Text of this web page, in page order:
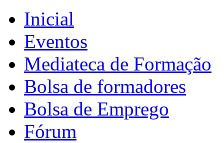
Inicial
Eventos
Mediateca de Formação
Bolsa de formadores
Bolsa de Emprego
Fórum